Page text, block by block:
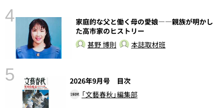
4
家庭的な父と働く母の愛娘――親族が明かし
た高市家のヒストリー
甚野 博則
本誌取材班
5
2026年9月号 目次
「文藝春秋」編集部